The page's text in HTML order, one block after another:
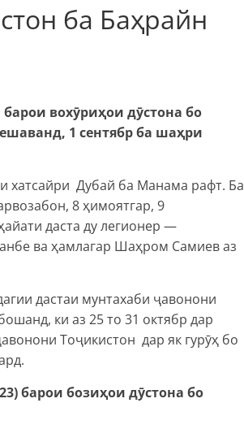
ба Баҳрайн
вохӯриҳои дӯстона бо
1 сентябр ба шаҳри
хатсайри Дубай ба Манама рафт. Ба
8 ҳимоятгар, 9
даста ду легионер —
ва ҳамлагар Шаҳром Самиев аз
дастаи мунтахаби ҷавонони
ки аз 25 то 31 октябр дар
Тоҷикистон дар як гурӯҳ бо
барои бозиҳои дӯстона бо